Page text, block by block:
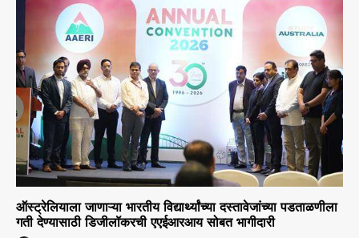
ऑस्ट्रेलियाला जाणाऱ्या भारतीय विद्यार्थ्यांच्या दस्तावेजांच्या पडताळणीला
गती देण्यासाठी डिजीलॉकरची एएईआरआय सोबत भागीदारी